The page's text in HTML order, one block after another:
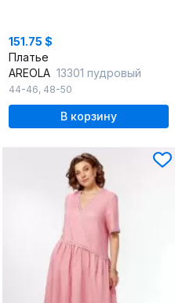
151.75 $
Платье
AREOLA 13301 пудровый
44-46, 48-50
В корзину